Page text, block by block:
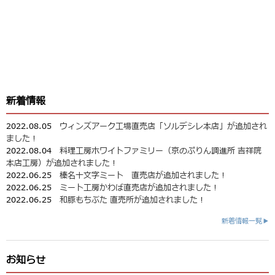
新着情報
2022.08.05 ウィンズアーク工場直売店「ソルデシレ本店」が追加され
ました！
2022.08.04 料理工房ホワイトファミリー（京のぷりん調進所 吉祥院
本店工房）が追加されました！
2022.06.25 榛名十文字ミート 直売店が追加されました！
2022.06.25 ミート工房かわば直売店が追加されました！
2022.06.25 和豚もちぶた 直売所が追加されました！
新着情報一覧▶
お知らせ